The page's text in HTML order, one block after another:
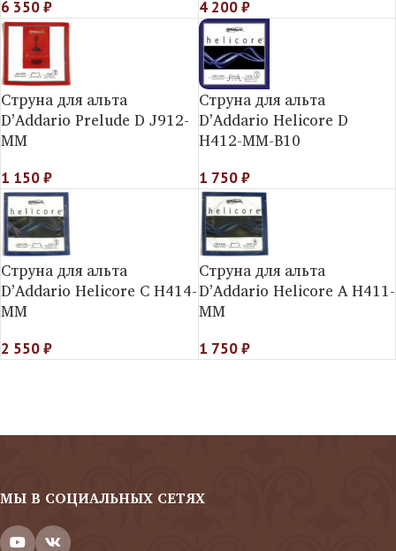
6 350₽ 4 200₽
Струна для альта
D’Addario Prelude D J912-
MM
1 150₽
Струна для альта
D’Addario Helicorе D
H412-MM-B10
1 750₽
Струна для альта
D’Addario Helicorе C H414-
MM
2 550₽
Струна для альта
D’Addario Helicorе A H411-
MM
1 750₽
МЫ В СОЦИАЛЬНЫХ СЕТЯХ